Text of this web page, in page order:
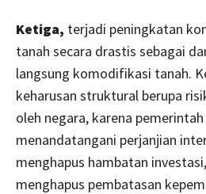
Ketiga, terjadi peningkatan
tanah secara drastis sebagai
langsung komodifikasi tanah.
keharusan struktural berupa
oleh negara, karena
menandatangani perjanjian
menghapus hambatan
menghapus pembatasan